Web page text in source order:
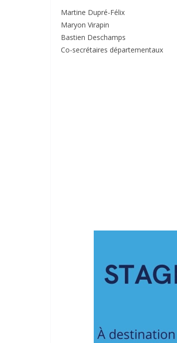
Martine Dupré-Félix
Maryon Virapin
Bastien Deschamps
Co-secrétaires départementaux